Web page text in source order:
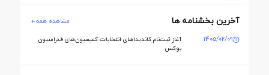
آخرین بخشنامه ها مشاهده همه
1405/02/09
آغاز ثبت‌نام کاندیداهای انتخابات کمیسیون‌های فدراسیون
بوکس